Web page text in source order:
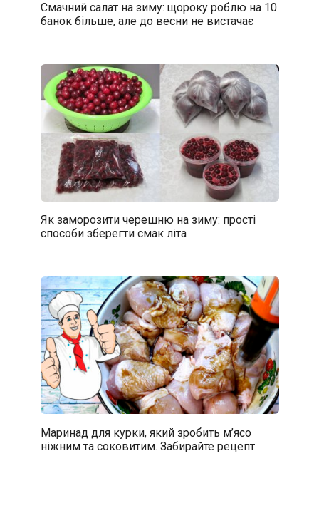
Смачний салат на зиму: щороку роблю на 10
банок більше, але до весни не вистачає
Як заморозити черешню на зиму: прості
способи зберегти смак літа
Маринад для курки, який зробить м’ясо
ніжним та соковитим. Забирайте рецепт